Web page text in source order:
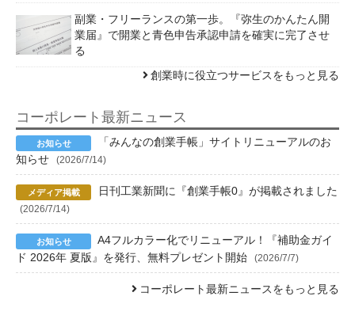
副業・フリーランスの第一歩。『弥生のかんたん開
業届』で開業と青色申告承認申請を確実に完了させ
る
創業時に役立つサービスをもっと見る
コーポレート最新ニュース
「みんなの創業手帳」サイトリニューアルのお
知らせ
(2026/7/14)
日刊工業新聞に『創業手帳0』が掲載されました
(2026/7/14)
A4フルカラー化でリニューアル！『補助金ガイ
ド 2026年 夏版』を発行、無料プレゼント開始
(2026/7/7)
コーポレート最新ニュースをもっと見る